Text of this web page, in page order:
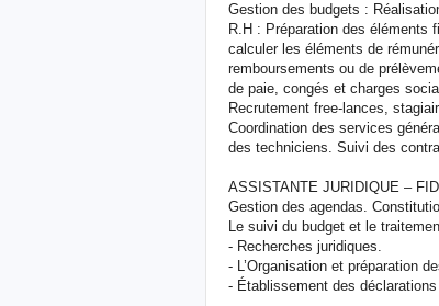
Gestion des budgets :
R.H : Préparation des éléments
calculer les éléments de
remboursements ou de
de paie, congés et charges
Recrutement free-lances,
Coordination des services
des techniciens. Suivi des
ASSISTANTE JURIDIQUE –
Gestion des agendas.
Le suivi du budget et le
- Recherches juridiques.
- L’Organisation et préparation
- Établissement des